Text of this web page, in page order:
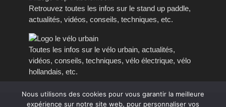
Retrouvez toutes les infos sur le stand up paddle,
actualités, vidéos, conseils, techniques, etc.
Toutes les infos sur le vélo urbain, actualités,
vidéos, conseils, techniques, vélo électrique, vélo
hollandais, etc.
Nous utilisons des cookies pour vous garantir la meilleure
expérience sur notre site web, pour personnaliser vos